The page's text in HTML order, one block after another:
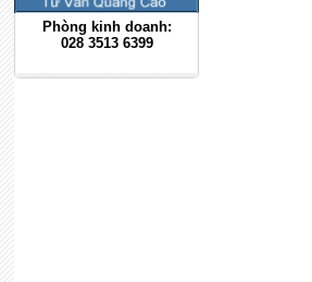
Phòng kinh doanh:
028 3513 6399